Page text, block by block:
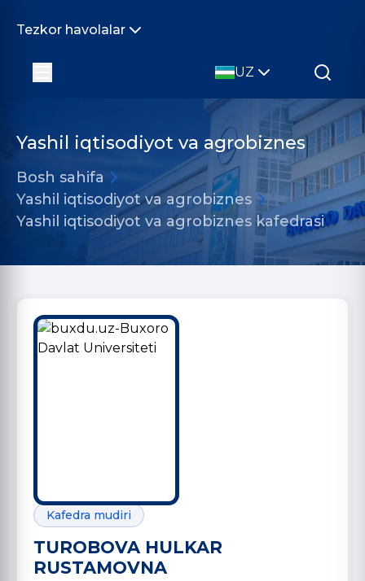
Tezkor havolalar
UZ
Yashil iqtisodiyot va agrobiznes
Bosh sahifa
Yashil iqtisodiyot va agrobiznes
Yashil iqtisodiyot va agrobiznes kafedrasi
Kafedra mudiri
TUROBOVA HULKAR
RUSTAMOVNA